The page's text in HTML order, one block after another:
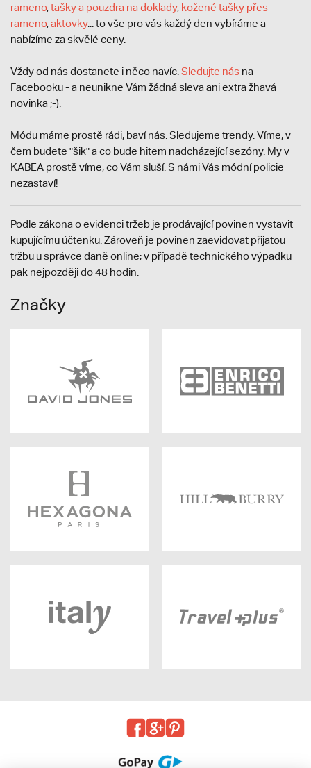
rameno,tašky a pouzdra na doklady, kožené tašky přes
rameno,aktovky... to vše pro vás každý den vybíráme a
nabízíme za skvělé ceny.
Vždy od nás dostanete i něco navíc. Sledujte nás na
Facebooku - a neunikne Vám žádná sleva ani extra žhavá
novinka ;-).
Módu máme prostě rádi, baví nás. Sledujeme trendy. Víme, v
čem budete "šik" a co bude hitem nadcházející sezóny. My v
KABEA prostě víme, co Vám sluší. S námi Vás módní policie
nezastaví!
Podle zákona o evidenci tržeb je prodávající povinen vystavit
kupujícímu účtenku. Zároveň je povinen zaevidovat přijatou
tržbu u správce daně online; v případě technického výpadku
pak nejpozději do 48 hodin.
Značky